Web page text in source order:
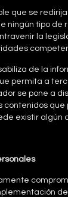
que se
ningún tipo de
la
de la
permita a
se pone a
contenidos
existir algún